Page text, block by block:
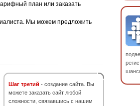
план или заказать
Мы можем предложить
Шаг третий - создание сайта. Вы
можете заказать сайт любой
сложности, связавшись с нашим